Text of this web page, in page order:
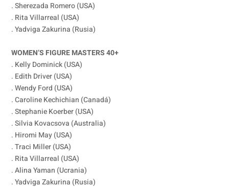
. Sherezada Romero (USA)
. Rita Villarreal (USA)
. Yadviga Zakurina (Rusia)
WOMEN’S FIGURE MASTERS 40+
. Kelly Dominick (USA)
. Edith Driver (USA)
. Wendy Ford (USA)
. Caroline Kechichian (Canadá)
. Stephanie Koerber (USA)
. Silvia Kovacsova (Australia)
. Hiromi May (USA)
. Traci Miller (USA)
. Rita Villarreal (USA)
. Alina Yaman (Ucrania)
. Yadviga Zakurina (Rusia)